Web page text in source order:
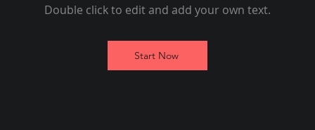
Double click to edit and add your own text.
Start Now